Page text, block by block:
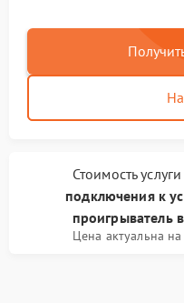
Стоимость услуги
подключения к
проигрыватель
Цена актуальна